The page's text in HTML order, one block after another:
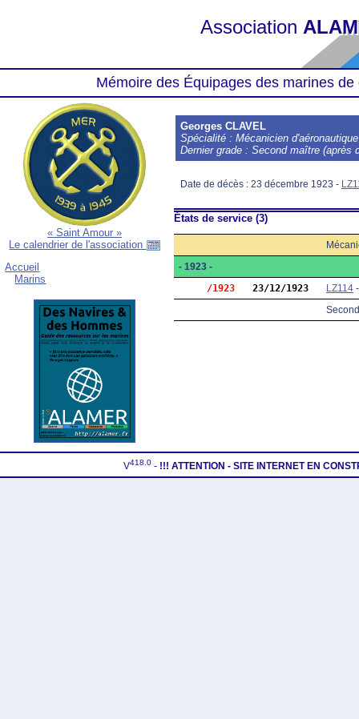
Association
Mémoire des Équipages des marines
« Saint Amour »
Le calendrier de l'association
Accueil
Marins
Georges CLAVEL
Spécialité : Mécanicien d'aéronautique
Dernier grade : Second maître (après
Date de décès : 23 décembre 1923 -
États de service (3)
- 1923 -
     /1923
23/12/1923 LZ114
V418.0 - !!! ATTENTION - SITE INTERNET EN